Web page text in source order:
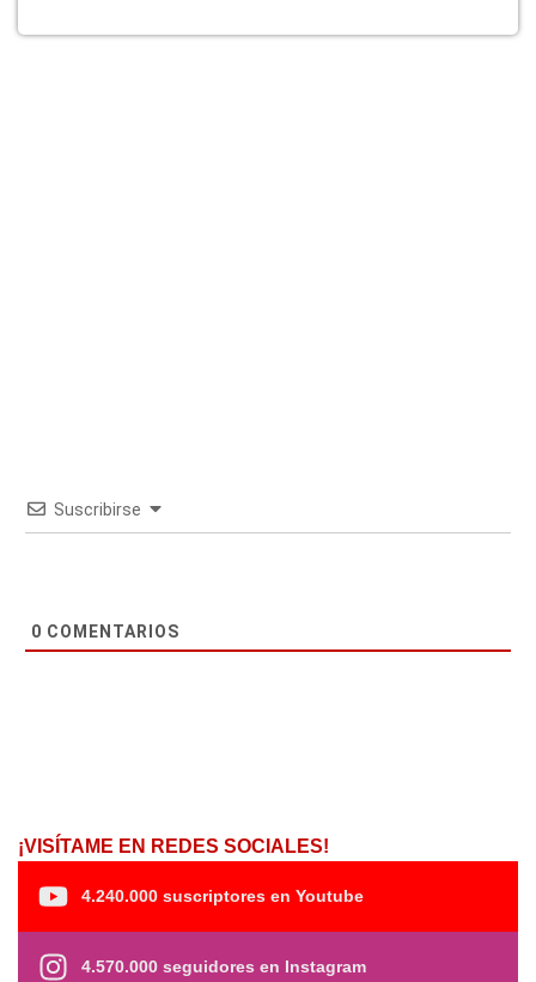
Suscribirse
0 COMENTARIOS
¡VISÍTAME EN REDES SOCIALES!
4.240.000 suscriptores en Youtube
4.570.000 seguidores en Instagram